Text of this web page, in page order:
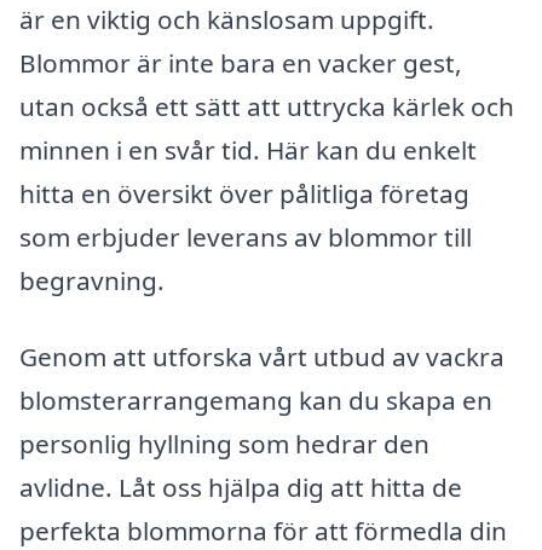
är en viktig och känslosam uppgift.
Blommor är inte bara en vacker gest,
utan också ett sätt att uttrycka kärlek och
minnen i en svår tid. Här kan du enkelt
hitta en översikt över pålitliga företag
som erbjuder leverans av blommor till
begravning.
Genom att utforska vårt utbud av vackra
blomsterarrangemang kan du skapa en
personlig hyllning som hedrar den
avlidne. Låt oss hjälpa dig att hitta de
perfekta blommorna för att förmedla din